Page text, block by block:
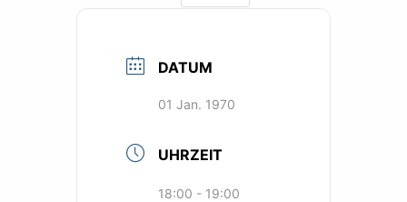
DATUM
01 Jan. 1970
UHRZEIT
18:00 - 19:00